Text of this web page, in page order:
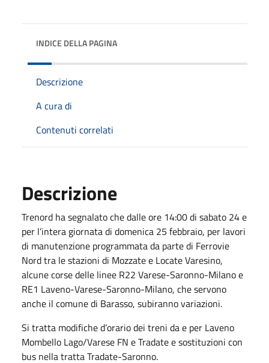
INDICE DELLA PAGINA
Descrizione
A cura di
Contenuti correlati
Descrizione
Trenord ha segnalato che dalle ore 14:00 di sabato 24 e
per l’intera giornata di domenica 25 febbraio, per lavori
di manutenzione programmata da parte di Ferrovie
Nord tra le stazioni di Mozzate e Locate Varesino,
alcune corse delle linee R22 Varese-Saronno-Milano e
RE1 Laveno-Varese-Saronno-Milano, che servono
anche il comune di Barasso, subiranno variazioni.
Si tratta modifiche d’orario dei treni da e per Laveno
Mombello Lago/Varese FN e Tradate e sostituzioni con
bus nella tratta Tradate-Saronno.